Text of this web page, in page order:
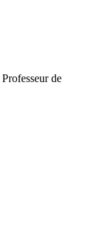
Professeur de